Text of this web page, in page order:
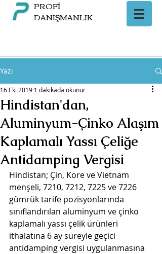
PROFİ
DANIŞMANLIK
Yazı
Hindistan'dan,
Aluminyum-Çinko Alaşım
Kaplamalı Yassı Çeliğe
Antidamping Vergisi
16 Eki 2019 1 dakikada okunur
Hindistan; Çin, Kore ve Vietnam
menşeli, 7210, 7212, 7225 ve 7226
gümrük tarife pozisyonlarında
sınıflandırılan aluminyum ve çinko
kaplamalı yassı çelik ürünleri
ithalatına 6 ay süreyle geçici
antidamping vergisi uygulanmasına